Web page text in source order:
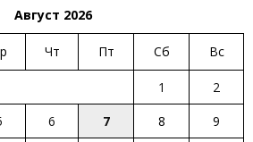
Август 2026
Чт Пт Сб Вс
1
2
6 7 8
9